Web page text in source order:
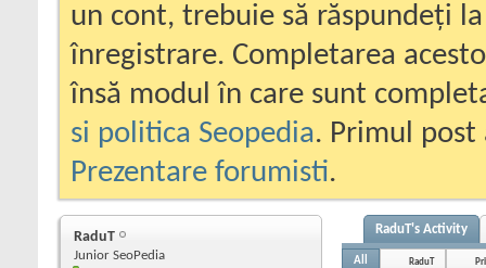
un cont, trebuie să răspundeți
înregistrare. Completarea
însă modul în care sunt
si politica Seopedia. Primul
Prezentare forumisti.
RaduT
Junior SeoPedia
RaduT's Activity
All RaduT